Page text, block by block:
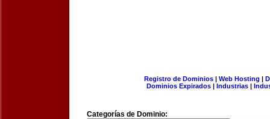
Registro de Dominios| Web Hosting |
Dominios Expirados | Industrias |
Categorías de Dominio: